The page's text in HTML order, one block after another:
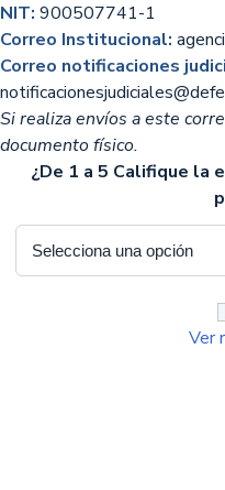
NIT: 900507741-1
Correo Institucional:
Correo notificaciones
Si realiza envíos a este
documento físico.
¿De 1 a 5 Califique la
Ver